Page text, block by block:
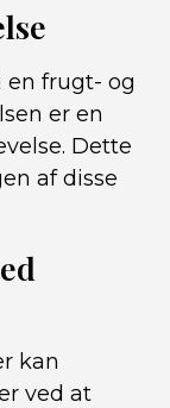
frugt- og
er en
Dette
af disse
kan
ved at